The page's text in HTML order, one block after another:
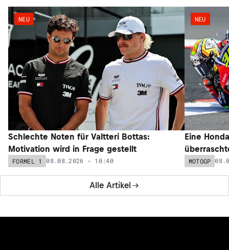
Alle Artikel
NEU
Schlechte Noten für Valtteri Bottas:
Motivation wird in Frage gestellt
FORMEL 1 08.08.2026 - 10:40
NEU
Eine
MOTOGP